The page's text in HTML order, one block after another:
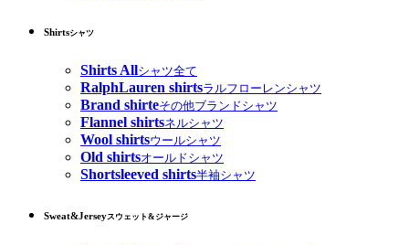
Shirtsシャツ
Shirts Allシャツ全て
RalphLauren shirtsラルフローレンシャツ
Brand shirteその他ブランドシャツ
Flannel shirtsネルシャツ
Wool shirtsウールシャツ
Old shirtsオールドシャツ
Shortsleeved shirts半袖シャツ
Sweat&Jerseyスウェット&ジャージ